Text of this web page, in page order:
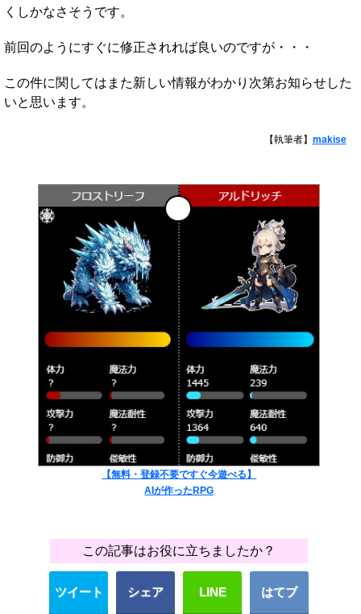
くしかなさそうです。
前回のようにすぐに修正されれば良いのですが・・・
この件に関してはまた新しい情報がわかり次第お知らせした
いと思います。
【執筆者】 makise
【無料・登録不要ですぐ今遊べる】
AIが作ったRPG
この記事はお役に立ちましたか？
ツイート シェア LINE はてブ